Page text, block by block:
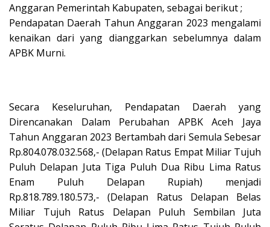
Anggaran Pemerintah Kabupaten, sebagai berikut ;
Pendapatan Daerah Tahun Anggaran 2023 mengalami
kenaikan dari yang dianggarkan sebelumnya dalam
APBK Murni.
Secara Keseluruhan, Pendapatan Daerah yang
Direncanakan Dalam Perubahan APBK Aceh Jaya
Tahun Anggaran 2023 Bertambah dari Semula Sebesar
Rp.804.078.032.568,- (Delapan Ratus Empat Miliar Tujuh
Puluh Delapan Juta Tiga Puluh Dua Ribu Lima Ratus
Enam Puluh Delapan Rupiah) menjadi
Rp.818.789.180.573,- (Delapan Ratus Delapan Belas
Miliar Tujuh Ratus Delapan Puluh Sembilan Juta